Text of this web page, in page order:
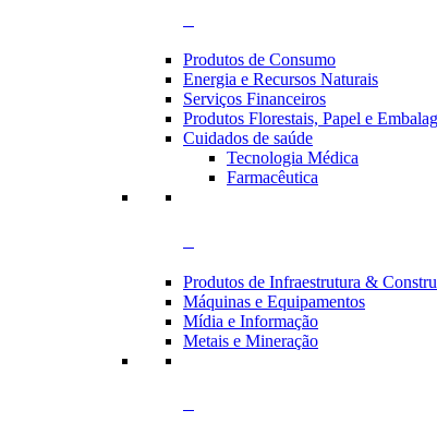
Produtos de Consumo
Energia e Recursos Naturais
Serviços Financeiros
Produtos Florestais, Papel e
Cuidados de saúde
Tecnologia Médica
Farmacêutica
Produtos de Infraestrutura &
Máquinas e Equipamentos
Mídia e Informação
Metais e Mineração